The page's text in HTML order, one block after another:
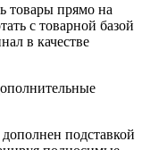
товары прямо на
с товарной базой
в качестве
подставкой